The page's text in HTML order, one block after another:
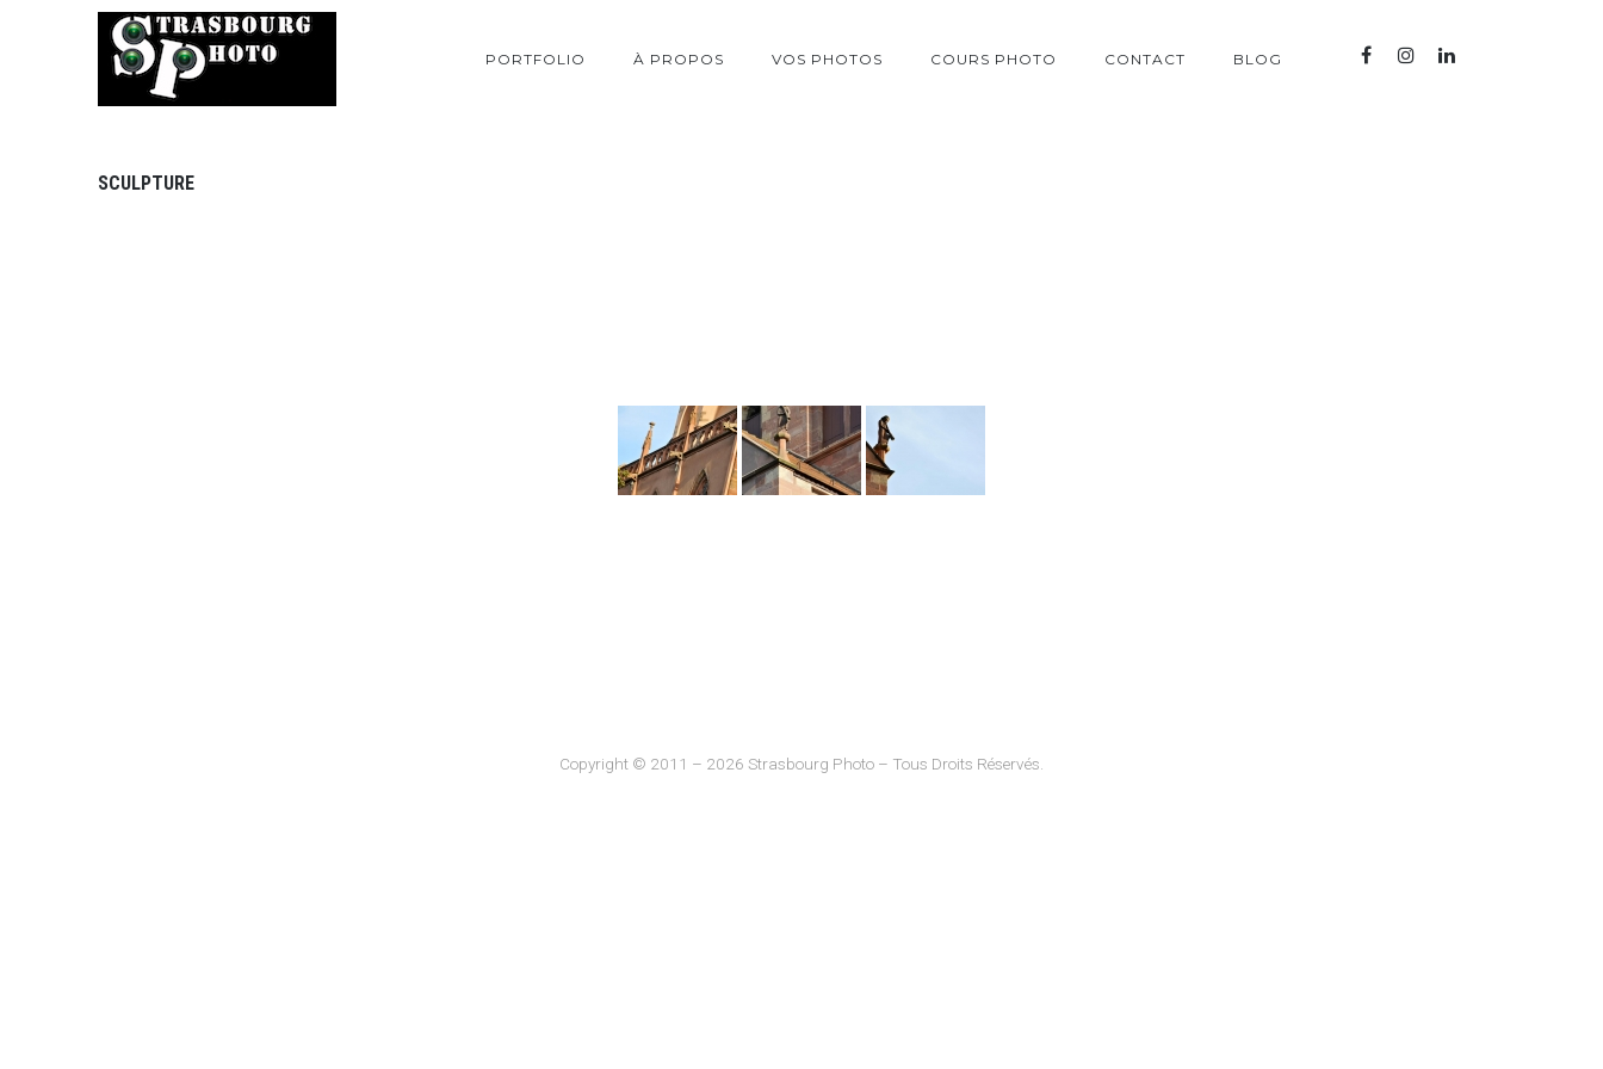
PORTFOLIO À PROPOS VOS PHOTOS COURS PHOTO CONTACT BLOG
SCULPTURE
Copyright © 2011 – 2026 Strasbourg Photo – Tous Droits Réservés.